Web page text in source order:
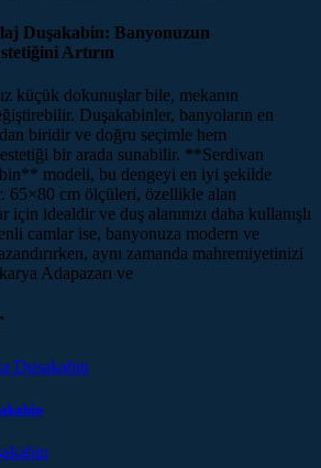
Duşakabin: Banyonuzun
Artırın
küçük dokunuşlar bile, mekanın
Duşakabinler, banyoların en
biridir ve doğru seçimle hem
bir arada sunabilir. **Serdivan
modeli, bu dengeyi en iyi şekilde
65×80 cm ölçüleri, özellikle alan
için idealdir ve duş alanınızı daha kullanışlı
camlar ise, banyonuza modern ve
aynı zamanda mahremiyetinizi
Adapazarı ve